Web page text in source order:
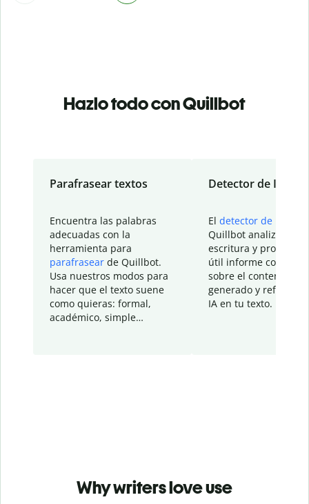
Hazlo todo con Quillbot
Parafrasear textos
Encuentra las palabras
adecuadas con la
herramienta para
parafrasear de Quillbot.
Usa nuestros modos para
hacer que el texto suene
como quieras: formal,
académico, simple…
Detector de IA
El detector de IA
Quillbot analiza tu
escritura y
útil informe con
sobre el contenido
generado y refinado
IA en tu texto.
Why writers love use